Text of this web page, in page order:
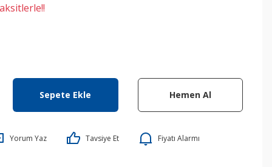
Sepete Ekle Hemen Al
Yorum Yaz Tavsiye Et Fiyatı Alarmı